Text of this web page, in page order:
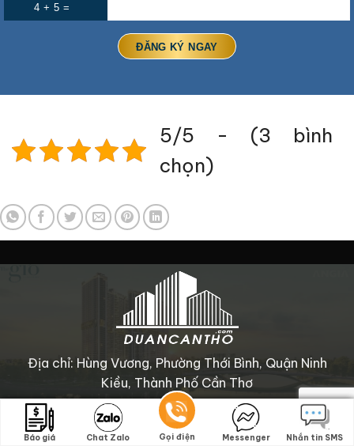
4 + 5 =
5/5 - (3 bình
chọn)
Địa chỉ: Hùng Vương, Phường Thới Bình, Quận Ninh
Kiều, Thành Phố Cần Thơ
Điện thoại: 0949124589
Website: https://duancantho.com/
Báo giá Chat Zalo Gọi điện Messenger Nhắn tin SMS
Báo giá Chat Zalo Gọi điện Messenger Nhắn tin SMS